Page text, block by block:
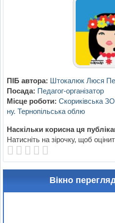
ПІБ автора: Штокалюк Люся
Посада: Педагог-організатор
Місце роботи: Скориківська
ну. Тернопільська облю
Наскільки корисна ця
Натисніть на зірочку, щоб
Вікно